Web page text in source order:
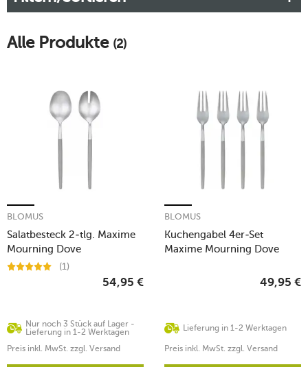
Alle Produkte (2)
Salatbesteck 2-tlg. Maxime
Mourning Dove
BLOMUS
(1)
Nur noch 3 Stück auf Lager -
Lieferung in 1-2 Werktagen
54,95 €
Preis inkl. MwSt. zzgl. Versand
Kuchengabel 4er-Set
Maxime Mourning Dove
BLOMUS
Lieferung in 1-2 Werktagen
49,95 €
Preis inkl. MwSt. zzgl. Versand